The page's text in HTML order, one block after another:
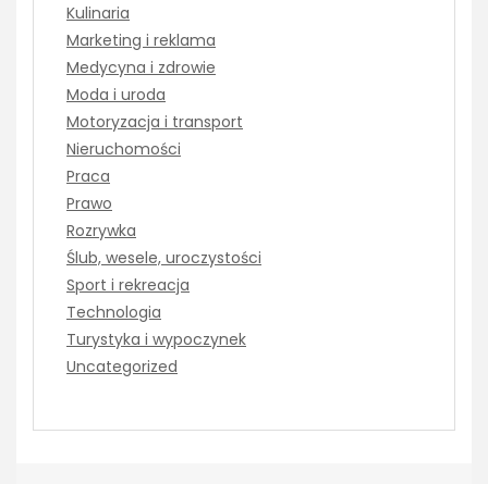
Kulinaria
Marketing i reklama
Medycyna i zdrowie
Moda i uroda
Motoryzacja i transport
Nieruchomości
Praca
Prawo
Rozrywka
Ślub, wesele, uroczystości
Sport i rekreacja
Technologia
Turystyka i wypoczynek
Uncategorized